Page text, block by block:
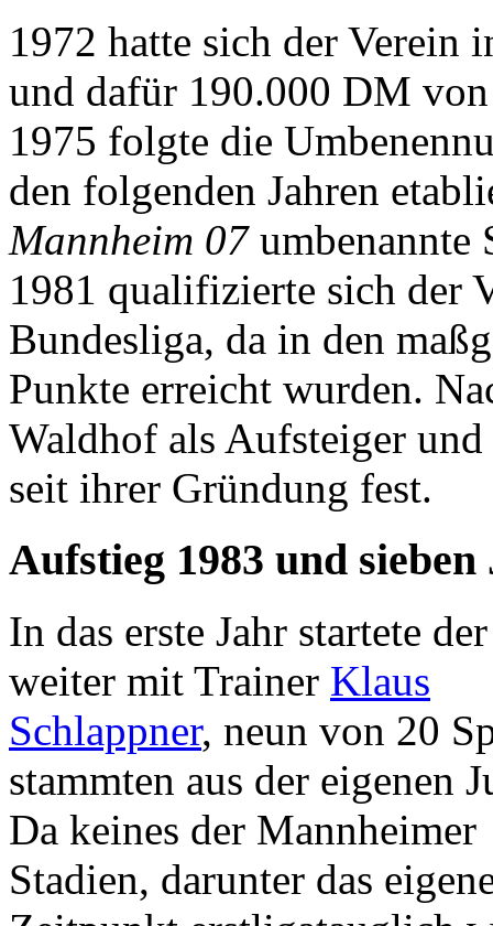
1972 hatte sich der Verein
und dafür 190.000 DM
1975 folgte die
den folgenden Jahren
Mannheim 07umbenannte
1981 qualifizierte sich der
Bundesliga, da in den
Punkte erreicht wurden.
Waldhof als Aufsteiger
seit ihrer Gründung fest.
Aufstieg 1983 und
In das erste Jahr startete
weiter mit Trainer Klaus
Schlappner, neun von 20
stammten aus der eigenen
Da keines der Mannheimer
Stadien, darunter das